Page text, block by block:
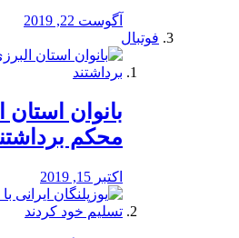
آگوست 22, 2019
فوتبال
بانوان استان
محكم
اکتبر 15, 2019